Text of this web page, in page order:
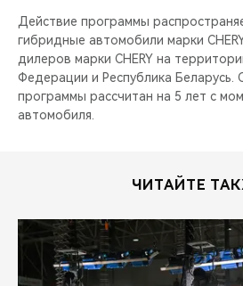
Действие программы
гибридные автомобили марки
дилеров марки CHERY на
Федерации и Республика Беларусь.
программы рассчитан на 5 лет с
автомобиля.
ЧИТАЙТЕ